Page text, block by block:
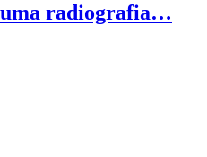
uma radiografia…